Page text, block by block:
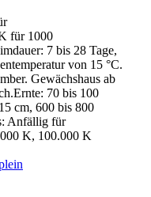
für 1000
7 bis 28 Tage,
von 15 °C.
Gewächshaus ab
70 bis 100
cm, 600 bis 800
Anfällig für
K, 100.000 K